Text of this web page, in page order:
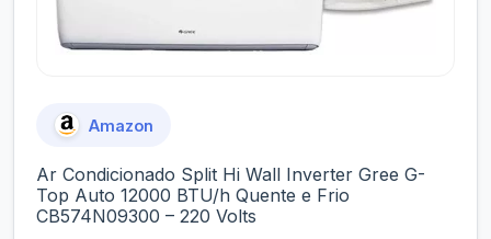
Amazon
Ar Condicionado Split Hi Wall Inverter Gree G-
Top Auto 12000 BTU/h Quente e Frio
CB574N09300 – 220 Volts